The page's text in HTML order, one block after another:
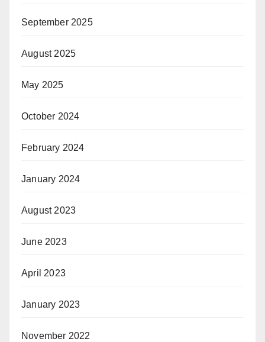
September 2025
August 2025
May 2025
October 2024
February 2024
January 2024
August 2023
June 2023
April 2023
January 2023
November 2022